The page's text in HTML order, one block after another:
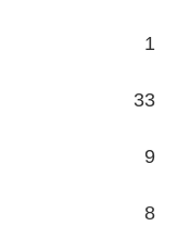
1
33
9
8